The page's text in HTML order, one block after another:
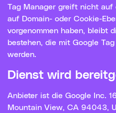
Tag Manager greift nicht auf
auf Domain- oder Cookie-
vorgenommen haben, bleibt
bestehen, die mit Google
werden.
Dienst wird
Anbieter ist die Google Inc.
Mountain View, CA 94043,